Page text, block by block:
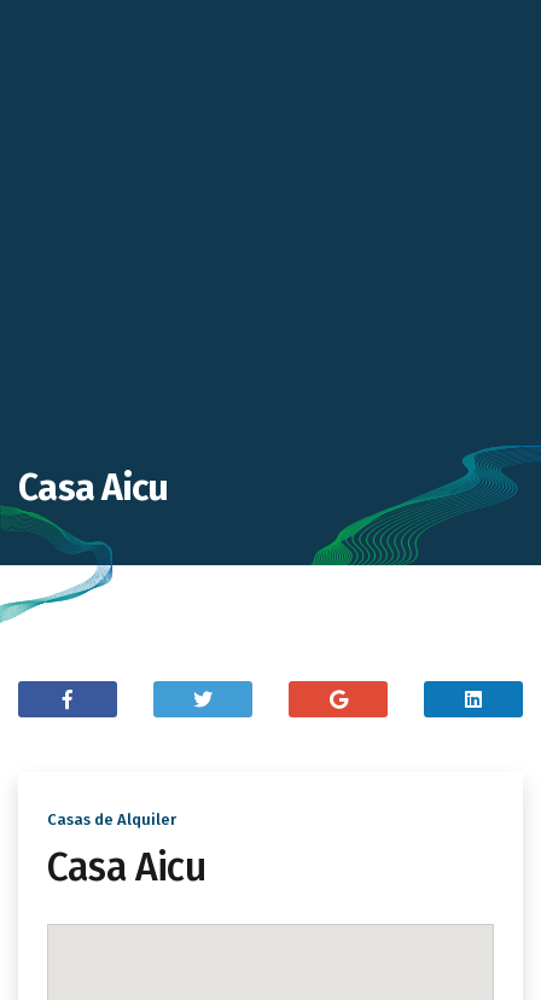
Casa Aicu
Casas de Alquiler
Casa Aicu